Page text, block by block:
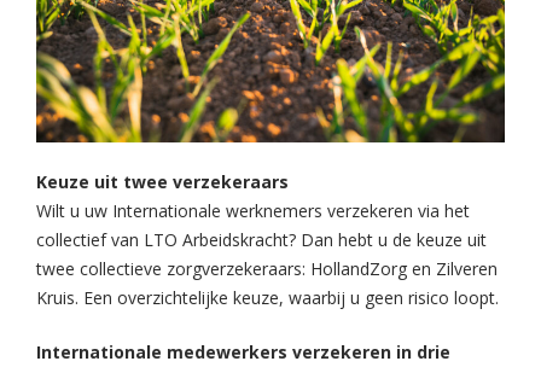
Keuze uit twee verzekeraars
Wilt u uw Internationale werknemers verzekeren via het
collectief van LTO Arbeidskracht? Dan hebt u de keuze uit
twee collectieve zorgverzekeraars: HollandZorg en Zilveren
Kruis. Een overzichtelijke keuze, waarbij u geen risico loopt.
Internationale medewerkers verzekeren in drie